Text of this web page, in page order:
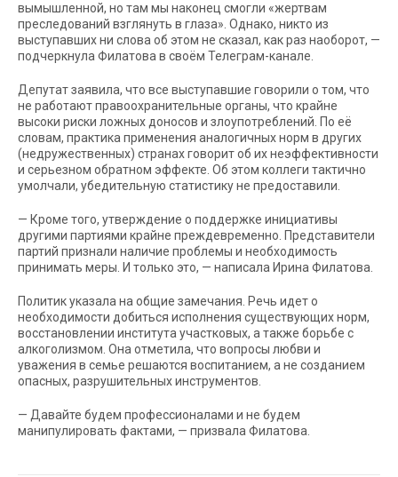
вымышленной, но там мы наконец смогли «жертвам
преследований взглянуть в глаза». Однако, никто из
выступавших ни слова об этом не сказал, как раз наоборот, —
подчеркнула Филатова в своём Телеграм-канале.
Депутат заявила, что все выступавшие говорили о том, что
не работают правоохранительные органы, что крайне
высоки риски ложных доносов и злоупотреблений. По её
словам, практика применения аналогичных норм в других
(недружественных) странах говорит об их неэффективности
и серьезном обратном эффекте. Об этом коллеги тактично
умолчали, убедительную статистику не предоставили.
— Кроме того, утверждение о поддержке инициативы
другими партиями крайне преждевременно. Представители
партий признали наличие проблемы и необходимость
принимать меры. И только это, — написала Ирина Филатова.
Политик указала на общие замечания. Речь идет о
необходимости добиться исполнения существующих норм,
восстановлении института участковых, а также борьбе с
алкоголизмом. Она отметила, что вопросы любви и
уважения в семье решаются воспитанием, а не созданием
опасных, разрушительных инструментов.
— Давайте будем профессионалами и не будем
манипулировать фактами, — призвала Филатова.